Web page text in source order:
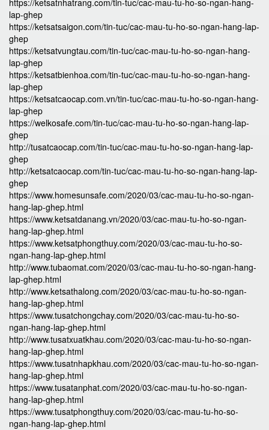
https://ketsatnhatrang.com/tin-tuc/cac-mau-tu-ho-so-ngan-hang-
lap-ghep
https://ketsatsaigon.com/tin-tuc/cac-mau-tu-ho-so-ngan-hang-lap-
ghep
https://ketsatvungtau.com/tin-tuc/cac-mau-tu-ho-so-ngan-hang-
lap-ghep
https://ketsatbienhoa.com/tin-tuc/cac-mau-tu-ho-so-ngan-hang-
lap-ghep
https://ketsatcaocap.com.vn/tin-tuc/cac-mau-tu-ho-so-ngan-hang-
lap-ghep
https://welkosafe.com/tin-tuc/cac-mau-tu-ho-so-ngan-hang-lap-
ghep
http://tusatcaocap.com/tin-tuc/cac-mau-tu-ho-so-ngan-hang-lap-
ghep
http://ketsatcaocap.com/tin-tuc/cac-mau-tu-ho-so-ngan-hang-lap-
ghep
https://www.homesunsafe.com/2020/03/cac-mau-tu-ho-so-ngan-
hang-lap-ghep.html
https://www.ketsatdanang.vn/2020/03/cac-mau-tu-ho-so-ngan-
hang-lap-ghep.html
https://www.ketsatphongthuy.com/2020/03/cac-mau-tu-ho-so-
ngan-hang-lap-ghep.html
http://www.tubaomat.com/2020/03/cac-mau-tu-ho-so-ngan-hang-
lap-ghep.html
http://www.ketsathalong.com/2020/03/cac-mau-tu-ho-so-ngan-
hang-lap-ghep.html
https://www.tusatchongchay.com/2020/03/cac-mau-tu-ho-so-
ngan-hang-lap-ghep.html
http://www.tusatxuatkhau.com/2020/03/cac-mau-tu-ho-so-ngan-
hang-lap-ghep.html
https://www.tusatnhapkhau.com/2020/03/cac-mau-tu-ho-so-ngan-
hang-lap-ghep.html
https://www.tusatanphat.com/2020/03/cac-mau-tu-ho-so-ngan-
hang-lap-ghep.html
https://www.tusatphongthuy.com/2020/03/cac-mau-tu-ho-so-
ngan-hang-lap-ghep.html